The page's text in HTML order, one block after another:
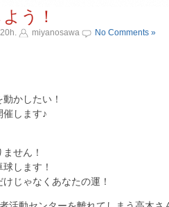
う！
miyanosawa No Comments »
かしたい！
催します♪
せん！
します！
じゃなくあなたの運！